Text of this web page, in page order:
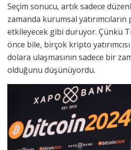
Seçim sonucu, artık sadece
zamanda kurumsal
etkileyecek gibi duruyor. Çünkü
önce bile, birçok kripto
dolara ulaşmasının sadece bir
olduğunu düşünüyordu.